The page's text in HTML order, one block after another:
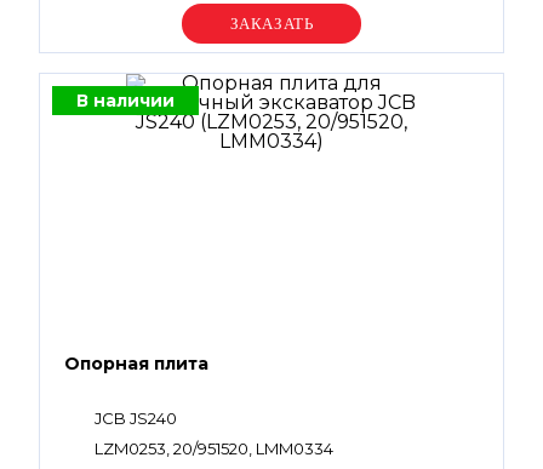
Уточняйте цену
В наличии
Опорная плита
JCB JS240
LZM0253, 20/951520, LMM0334